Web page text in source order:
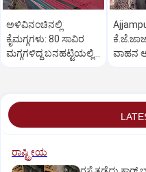
ಅಳಿವಿನಂಚಿನಲ್ಲಿ
ಕೈಮಗ್ಗಗಳು: 80 ಸಾವಿರ
ಮಗ್ಗಗಳಿದ್ದ ಬನಹಟ್ಟಿಯಲ್ಲಿ
ವಾಹನ
ರಾಷ್ಟ್ರೀಯ